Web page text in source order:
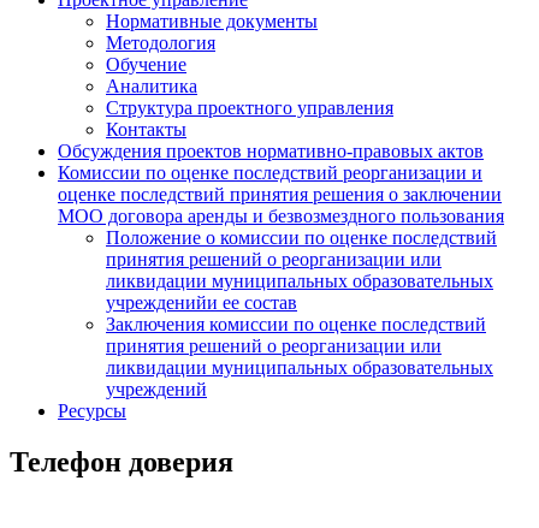
Нормативные документы
Методология
Обучение
Аналитика
Структура проектного управления
Контакты
Обсуждения проектов нормативно-правовых актов
Комиссии по оценке последствий реорганизации и
оценке последствий принятия решения о заключении
МОО договора аренды и безвозмездного пользования
Положение о комиссии по оценке последствий
принятия решений о реорганизации или
ликвидации муниципальных образовательных
учрежденийи ее состав
Заключения комиссии по оценке последствий
принятия решений о реорганизации или
ликвидации муниципальных образовательных
учреждений
Ресурсы
Телефон доверия